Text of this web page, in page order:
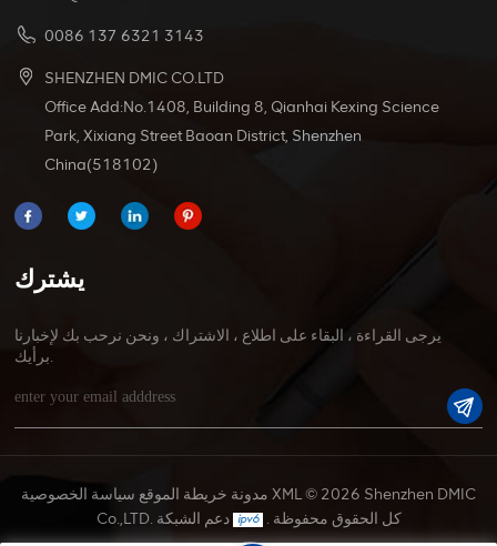
0086 137 6321 3143
SHENZHEN DMIC CO.LTD
Office Add:No.1408, Building 8, Qianhai Kexing Science
Park, Xixiang Street Baoan District, Shenzhen
China(518102)
يشترك
يرجى القراءة ، البقاء على اطلاع ، الاشتراك ، ونحن نرحب بك لإخبارنا
برأيك.
مدونة خريطة الموقع سياسة الخصوصية XML© 2026 Shenzhen DMIC
Co.,LTD. كل الحقوق محفوظة .
دعم الشبكة